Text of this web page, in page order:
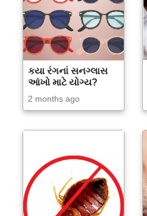
કયા રંગનાં સનગ્લાસ
આંખો માટે યોગ્ય?
2 months ago